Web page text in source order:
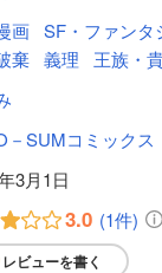
画 SF・ファンタ
棄 義理 王族・
－SUMコミックス
3月1日
3.0 (1件)
レビューを書く